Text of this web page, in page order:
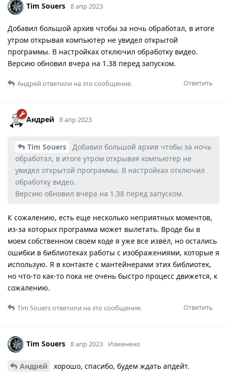
Tim Souers 8 апр 2023
Добавил большой архив чтобы за ночь обработал, в итоге
утром открывая компьютер не увидел открытой
программы. В настройках отключил обработку видео.
Версию обновил вчера на 1.38 перед запуском.
Ответить
Андрейответили на это сообщение.
Андрей 8 апр 2023
Tim Souers
Добавил большой архив чтобы за ночь
обработал, в итоге утром открывая компьютер не
увидел открытой программы. В настройках отключил
обработку видео.
Версию обновил вчера на 1.38 перед запуском.
К сожалению, есть еще несколько неприятных моментов,
из-за которых программа может вылетать. Вроде бы в
моем собственном своем коде я уже все извёл, но остались
ошибки в библиотеках работы с изображениями, которые я
использую. Я в контакте с мантейнерами этих библиотек,
но что-то как-то пока не очень быстро процесс движется, к
сожалению.
Ответить
Tim Souersответили на это сообщение.
Tim Souers 8 апр 2023 Изменено
Андрей
хорошо, спасибо, будем ждать апдейт.